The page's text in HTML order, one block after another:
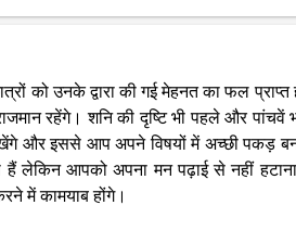
को उनके द्वारा की गई मेहनत का फल
रहेंगे। शनि की दृष्टि भी पहले और
और इससे आप अपने विषयों में अच्छी पकड़
आपको अपना मन पढ़ाई से नहीं
में कामयाब होंगे।